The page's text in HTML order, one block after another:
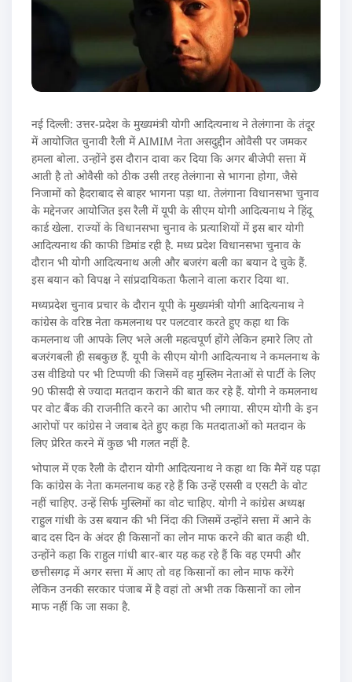
नई दिल्ली: उत्तर-प्रदेश के मुख्यमंत्री योगी आदित्यनाथ ने तेलंगाना के तंदूर
में आयोजित चुनावी रैली में AIMIM नेता असदुद्दीन ओवैसी पर जमकर
हमला बोला. उन्होंने इस दौरान दावा कर दिया कि अगर बीजेपी सत्ता में
आती है तो ओवैसी को ठीक उसी तरह तेलंगाना से भागना होगा, जैसे
निजामों को हैदराबाद से बाहर भागना पड़ा था. तेलंगाना विधानसभा चुनाव
के मद्देनजर आयोजित इस रैली में यूपी के सीएम योगी आदित्यनाथ ने हिंदू
कार्ड खेला. राज्यों के विधानसभा चुनाव के प्रत्याशियों में इस बार योगी
आदित्यनाथ की काफी डिमांड रही है. मध्य प्रदेश विधानसभा चुनाव के
दौरान भी योगी आदित्यनाथ अली और बजरंग बली का बयान दे चुके हैं.
इस बयान को विपक्ष ने सांप्रदायिकता फैलाने वाला करार दिया था.
मध्यप्रदेश चुनाव प्रचार के दौरान यूपी के मुख्यमंत्री योगी आदित्यनाथ ने
कांग्रेस के वरिष्ठ नेता कमलनाथ पर पलटवार करते हुए कहा था कि
कमलनाथ जी आपके लिए भले अली महत्वपूर्ण होंगे लेकिन हमारे लिए तो
बजरंगबली ही सबकुछ हैं. यूपी के सीएम योगी आदित्यनाथ ने कमलनाथ के
उस वीडियो पर भी टिप्पणी की जिसमें वह मुस्लिम नेताओं से पार्टी के लिए
90 फीसदी से ज्यादा मतदान कराने की बात कर रहे हैं. योगी ने कमलनाथ
पर वोट बैंक की राजनीति करने का आरोप भी लगाया. सीएम योगी के इन
आरोपों पर कांग्रेस ने जवाब देते हुए कहा कि मतदाताओं को मतदान के
लिए प्रेरित करने में कुछ भी गलत नहीं है.
भोपाल में एक रैली के दौरान योगी आदित्यनाथ ने कहा था कि मैनें यह पढ़ा
कि कांग्रेस के नेता कमलनाथ कह रहे हैं कि उन्हें एससी व एसटी के वोट
नहीं चाहिए. उन्हें सिर्फ मुस्लिमों का वोट चाहिए. योगी ने कांग्रेस अध्यक्ष
राहुल गांधी के उस बयान की भी निंदा की जिसमें उन्होंने सत्ता में आने के
बाद दस दिन के अंदर ही किसानों का लोन माफ करने की बात कही थी.
उन्होंने कहा कि राहुल गांधी बार-बार यह कह रहे हैं कि वह एमपी और
छत्तीसगढ़ में अगर सत्ता में आए तो वह किसानों का लोन माफ करेंगे
लेकिन उनकी सरकार पंजाब में है वहां तो अभी तक किसानों का लोन
माफ नहीं कि जा सका है.